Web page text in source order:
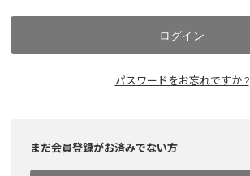
パスワードをお忘れですか ?
まだ会員登録がお済みでない方